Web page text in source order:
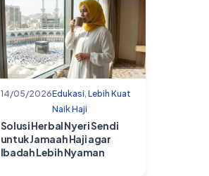
14/05/2026Edukasi, Lebih Kuat
Naik Haji
Solusi Herbal Nyeri Sendi
untuk Jamaah Haji agar
Ibadah Lebih Nyaman